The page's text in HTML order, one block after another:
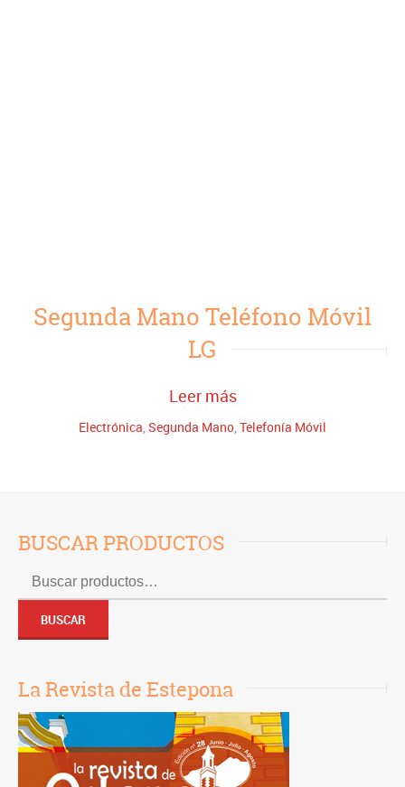
Segunda Mano Teléfono Móvil
LG
Leer más
Electrónica Segunda Mano Telefonía Móvil
BUSCAR PRODUCTOS
Buscar
por:
BUSCAR
La Revista de Estepona